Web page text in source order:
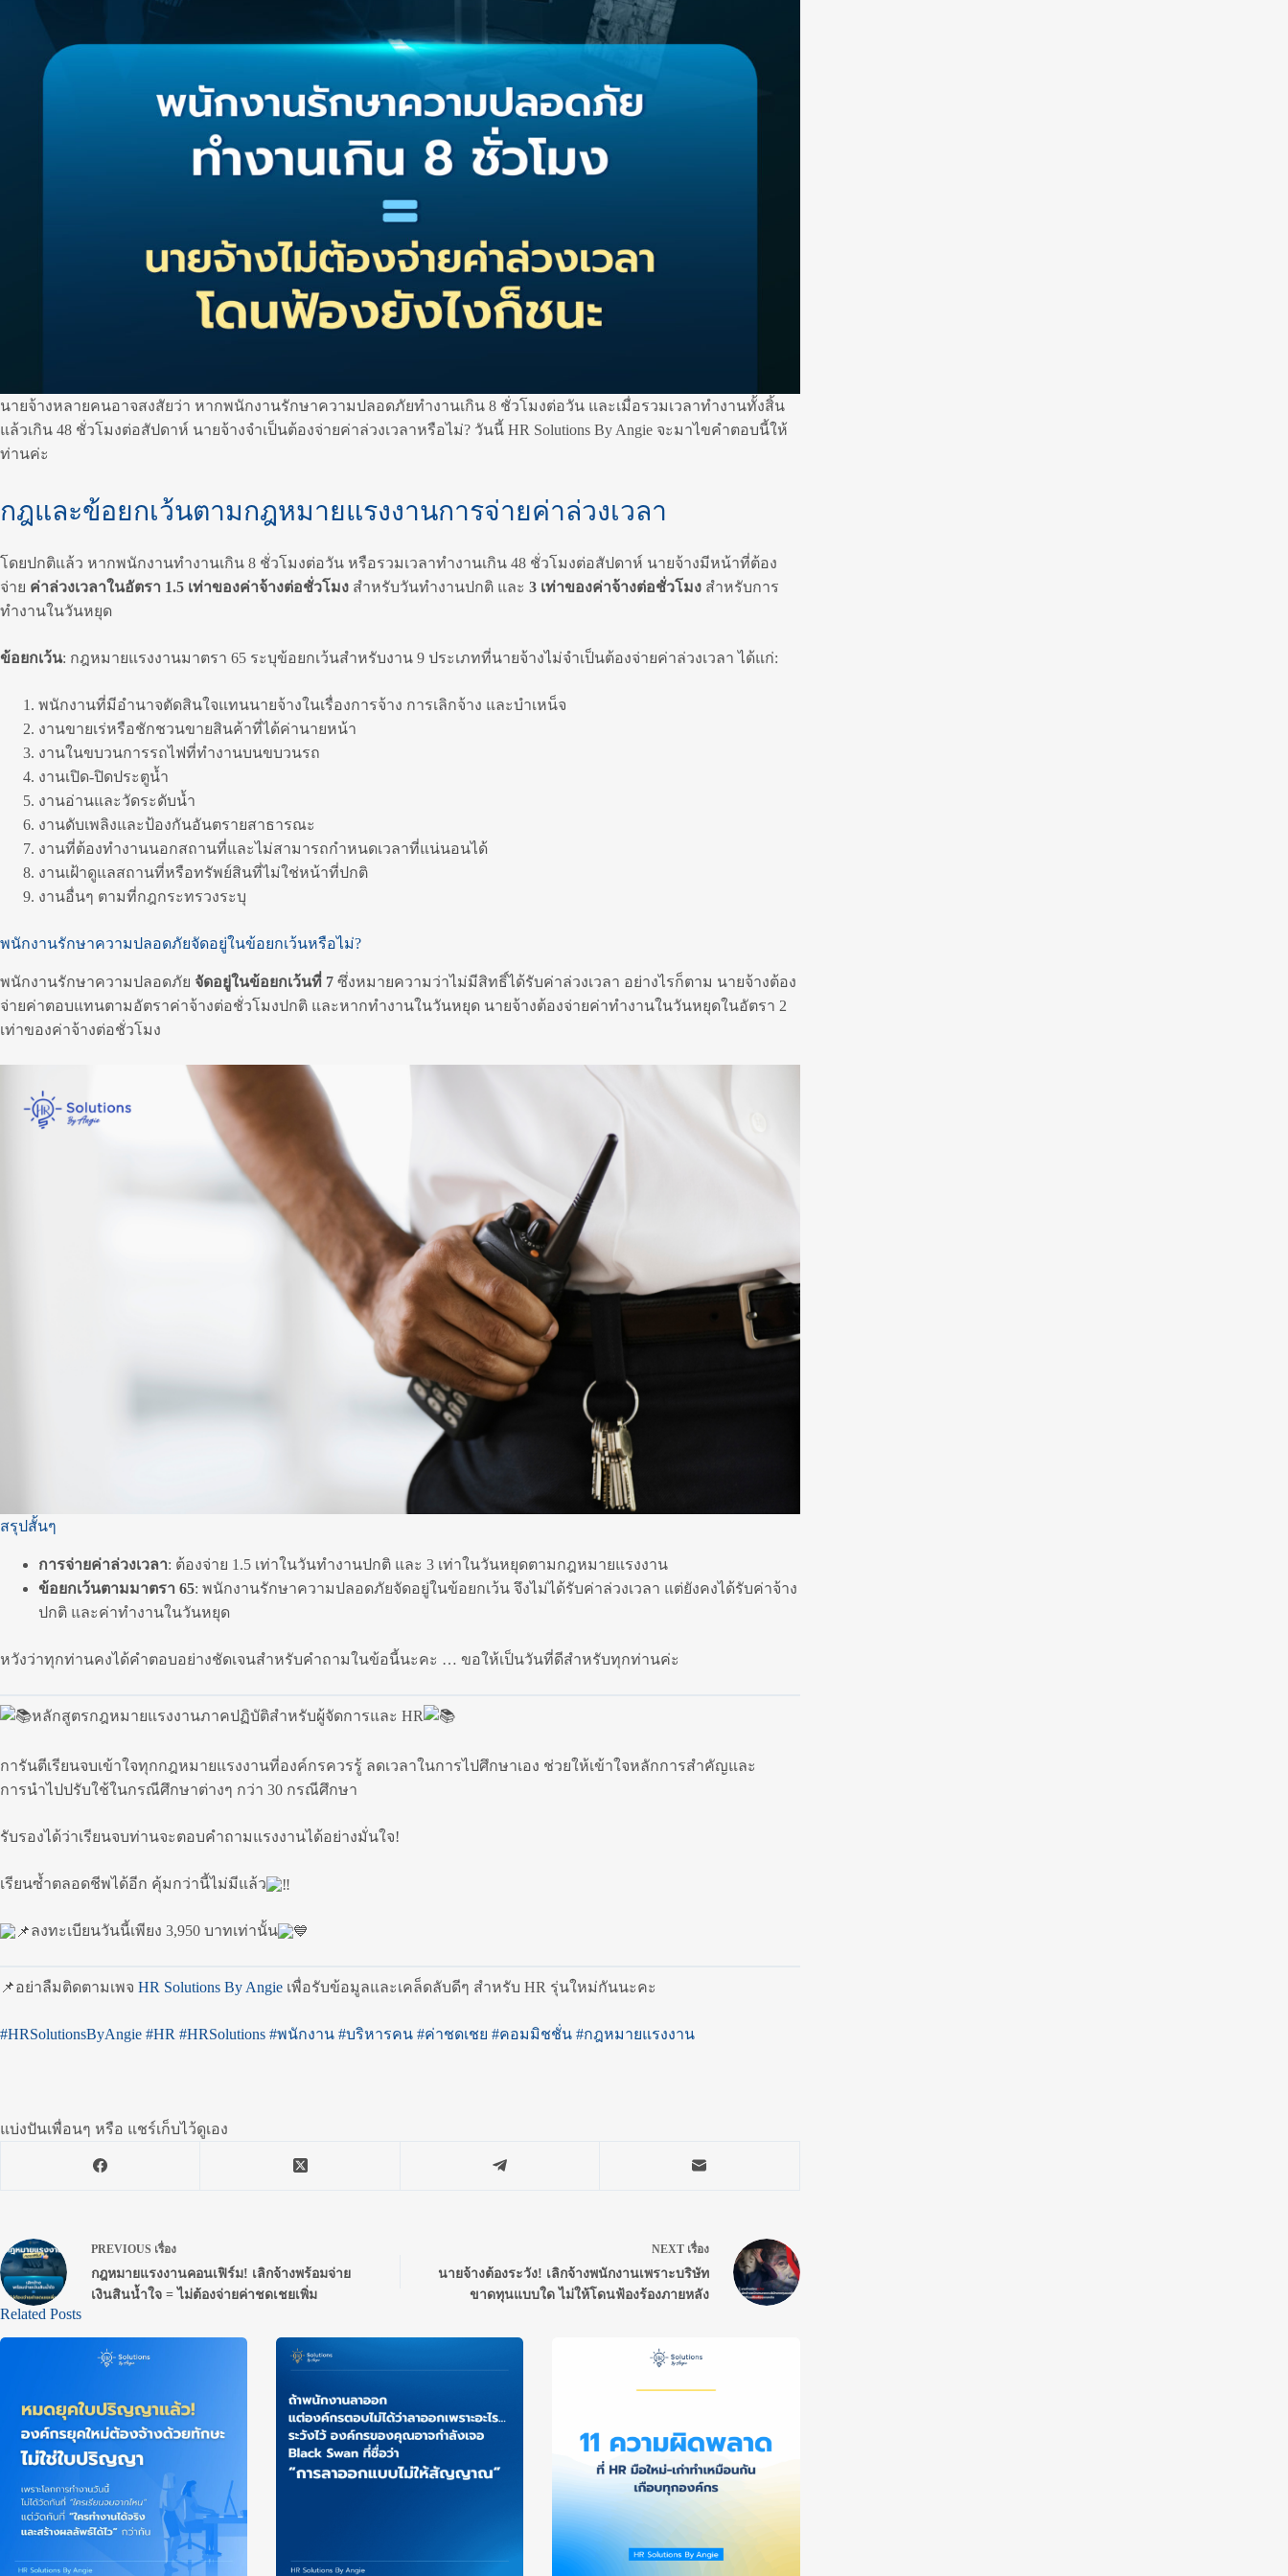
นายจ้างหลายคนอาจสงสัยว่า หากพนักงานรักษาความปลอดภัยทำงานเกิน 8 ชั่วโมงต่อวัน และเมื่อรวมเวลาทำงานทั้งสิ้น
แล้วเกิน 48 ชั่วโมงต่อสัปดาห์ นายจ้างจำเป็นต้องจ่ายค่าล่วงเวลาหรือไม่? วันนี้ HR Solutions By Angie จะมาไขคำตอบนี้ให้
ท่านค่ะ
กฎและข้อยกเว้นตามกฎหมายแรงงานการจ่ายค่าล่วงเวลา
โดยปกติแล้ว หากพนักงานทำงานเกิน 8 ชั่วโมงต่อวัน หรือรวมเวลาทำงานเกิน 48 ชั่วโมงต่อสัปดาห์ นายจ้างมีหน้าที่ต้อง
จ่าย ค่าล่วงเวลาในอัตรา 1.5 เท่าของค่าจ้างต่อชั่วโมง สำหรับวันทำงานปกติ และ 3 เท่าของค่าจ้างต่อชั่วโมง สำหรับการ
ทำงานในวันหยุด
ข้อยกเว้น: กฎหมายแรงงานมาตรา 65 ระบุข้อยกเว้นสำหรับงาน 9 ประเภทที่นายจ้างไม่จำเป็นต้องจ่ายค่าล่วงเวลา ได้แก่:
พนักงานที่มีอำนาจตัดสินใจแทนนายจ้างในเรื่องการจ้าง การเลิกจ้าง และบำเหน็จ
งานขายเร่หรือชักชวนขายสินค้าที่ได้ค่านายหน้า
งานในขบวนการรถไฟที่ทำงานบนขบวนรถ
งานเปิด-ปิดประตูน้ำ
งานอ่านและวัดระดับน้ำ
งานดับเพลิงและป้องกันอันตรายสาธารณะ
งานที่ต้องทำงานนอกสถานที่และไม่สามารถกำหนดเวลาที่แน่นอนได้
งานเฝ้าดูแลสถานที่หรือทรัพย์สินที่ไม่ใช่หน้าที่ปกติ
งานอื่นๆ ตามที่กฎกระทรวงระบุ
พนักงานรักษาความปลอดภัยจัดอยู่ในข้อยกเว้นหรือไม่?
พนักงานรักษาความปลอดภัย จัดอยู่ในข้อยกเว้นที่ 7 ซึ่งหมายความว่าไม่มีสิทธิ์ได้รับค่าล่วงเวลา อย่างไรก็ตาม นายจ้างต้อง
จ่ายค่าตอบแทนตามอัตราค่าจ้างต่อชั่วโมงปกติ และหากทำงานในวันหยุด นายจ้างต้องจ่ายค่าทำงานในวันหยุดในอัตรา 2
เท่าของค่าจ้างต่อชั่วโมง
สรุปสั้นๆ
การจ่ายค่าล่วงเวลา: ต้องจ่าย 1.5 เท่าในวันทำงานปกติ และ 3 เท่าในวันหยุดตามกฎหมายแรงงาน
ข้อยกเว้นตามมาตรา 65: พนักงานรักษาความปลอดภัยจัดอยู่ในข้อยกเว้น จึงไม่ได้รับค่าล่วงเวลา แต่ยังคงได้รับค่าจ้าง
ปกติ และค่าทำงานในวันหยุด
หวังว่าทุกท่านคงได้คำตอบอย่างชัดเจนสำหรับคำถามในข้อนี้นะคะ … ขอให้เป็นวันที่ดีสำหรับทุกท่านค่ะ
หลักสูตรกฎหมายแรงงานภาคปฏิบัติสำหรับผู้จัดการและ HR
การันตีเรียนจบเข้าใจทุกกฎหมายแรงงานที่องค์กรควรรู้ ลดเวลาในการไปศึกษาเอง ช่วยให้เข้าใจหลักการสำคัญและ
การนำไปปรับใช้ในกรณีศึกษาต่างๆ กว่า 30 กรณีศึกษา
รับรองได้ว่าเรียนจบท่านจะตอบคำถามแรงงานได้อย่างมั่นใจ!
เรียนซ้ำตลอดชีพได้อีก คุ้มกว่านี้ไม่มีแล้ว
ลงทะเบียนวันนี้เพียง 3,950 บาทเท่านั้น
📌อย่าลืมติดตามเพจ HR Solutions By Angie เพื่อรับข้อมูลและเคล็ดลับดีๆ สำหรับ HR รุ่นใหม่กันนะคะ
#HRSolutionsByAngie #HR #HRSolutions #พนักงาน #บริหารคน #ค่าชดเชย #คอมมิชชั่น #กฎหมายแรงงาน
แบ่งปันเพื่อนๆ หรือ แชร์เก็บไว้ดูเอง
PREVIOUS เรื่อง
กฎหมายแรงงานคอนเฟิร์ม! เลิกจ้างพร้อมจ่าย
เงินสินน้ำใจ = ไม่ต้องจ่ายค่าชดเชยเพิ่ม
NEXT เรื่อง
นายจ้างต้องระวัง! เลิกจ้างพนักงานเพราะบริษัท
ขาดทุนแบบใด ไม่ให้โดนฟ้องร้องภายหลัง
Related Posts